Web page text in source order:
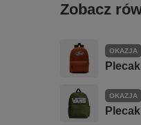
Zobacz
OKAZJA
OKAZJA